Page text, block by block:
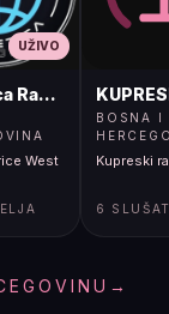
UŽIVO
Radio S1
West
BOSNA I
Kupreski
6
→